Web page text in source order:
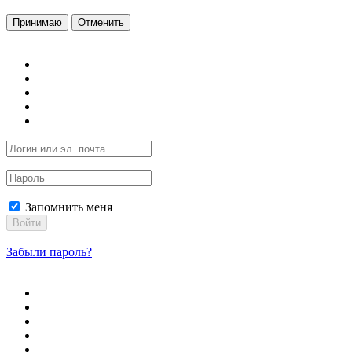
Принимаю Отменить
Запомнить меня
Войти
Забыли пароль?